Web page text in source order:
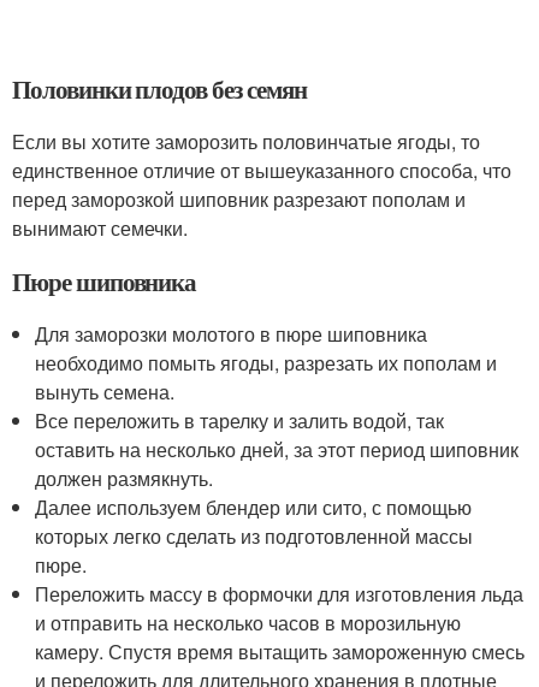
Половинки плодов без семян
Если вы хотите заморозить половинчатые ягоды, то
единственное отличие от вышеуказанного способа, что
перед заморозкой шиповник разрезают пополам и
вынимают семечки.
Пюре шиповника
Для заморозки молотого в пюре шиповника
необходимо помыть ягоды, разрезать их пополам и
вынуть семена.
Все переложить в тарелку и залить водой, так
оставить на несколько дней, за этот период шиповник
должен размякнуть.
Далее используем блендер или сито, с помощью
которых легко сделать из подготовленной массы
пюре.
Переложить массу в формочки для изготовления льда
и отправить на несколько часов в морозильную
камеру. Спустя время вытащить замороженную смесь
и переложить для длительного хранения в плотные